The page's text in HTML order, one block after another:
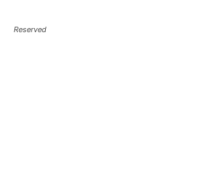
Reserved